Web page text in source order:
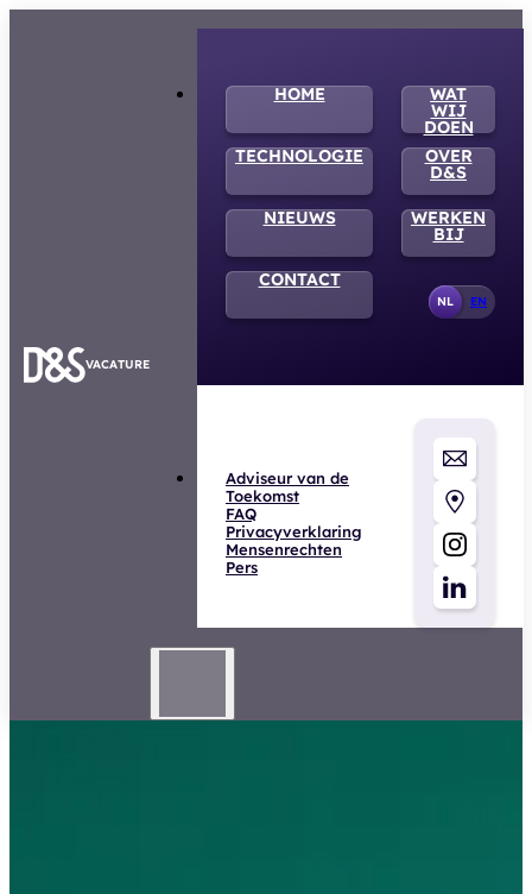
VACATURE
HOME WAT
WIJ
DOEN
TECHNOLOGIE
OVER
D&S
NIEUWS WERKEN
BIJ
CONTACT
NL EN
Adviseur van de
Toekomst
FAQ
Privacyverklaring
Mensenrechten
Pers